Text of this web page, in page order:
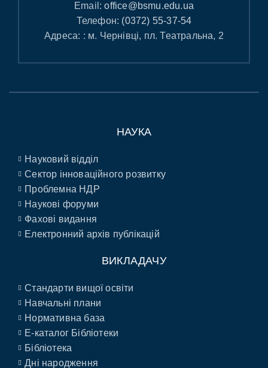
Email:office@bsmu.edu.ua
Телефон: (0372) 55-37-54
Адреса: : м. Чернівці, пл. Театральна, 2
НАУКА
Науковий відділ
Сектор інноваційного розвитку
Проблемна НДР
Наукові форуми
Фахові видання
Електронний архів публікацій
ВИКЛАДАЧУ
Стандарти вищої освіти
Навчальні плани
Нормативна база
E-каталог Бібліотеки
Бібліотека
Дні народження